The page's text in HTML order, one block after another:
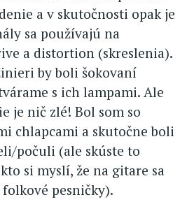
a v skutočnosti opak je
sa používajú na
a distortion (skreslenia).
by boli šokovaní
s ich lampami. Ale
je nič zlé! Bol som so
chlapcami a skutočne boli
počuli (ale skúste to
si myslí, že na gitare sa
pesničky).